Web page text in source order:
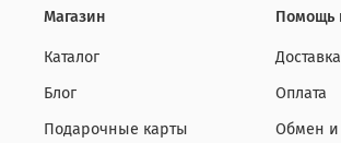
Магазин
Каталог
Блог
Подарочные карты
Помощь
Доставка
Оплата
Обмен и